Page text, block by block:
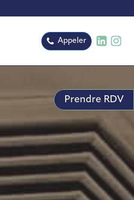
Appeler
Prendre RDV